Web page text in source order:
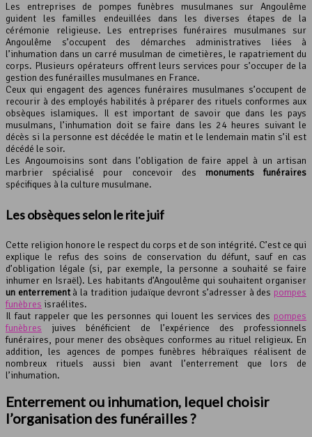
Les entreprises de pompes funèbres musulmanes sur Angoulême
guident les familles endeuillées dans les diverses étapes de la
cérémonie religieuse. Les entreprises funéraires musulmanes sur
Angoulême s’occupent des démarches administratives liées à
l’inhumation dans un carré musulman de cimetières, le rapatriement du
corps. Plusieurs opérateurs offrent leurs services pour s’occuper de la
gestion des funérailles musulmanes en France.
Ceux qui engagent des agences funéraires musulmanes s’occupent de
recourir à des employés habilités à préparer des rituels conformes aux
obsèques islamiques. Il est important de savoir que dans les pays
musulmans, l’inhumation doit se faire dans les 24 heures suivant le
décès si la personne est décédée le matin et le lendemain matin s’il est
décédé le soir.
Les Angoumoisins sont dans l’obligation de faire appel à un artisan
marbrier spécialisé pour concevoir des monuments funéraires
spécifiques à la culture musulmane.
Les obsèques selon le rite juif
Cette religion honore le respect du corps et de son intégrité. C’est ce qui
explique le refus des soins de conservation du défunt, sauf en cas
d’obligation légale (si, par exemple, la personne a souhaité se faire
inhumer en Israël). Les habitants d’Angoulême qui souhaitent organiser
un enterrementà la tradition judaïque devront s’adresser à des pompes
funèbres israélites.
Il faut rappeler que les personnes qui louent les services des pompes
funèbres juives bénéficient de l’expérience des professionnels
funéraires, pour mener des obsèques conformes au rituel religieux. En
addition, les agences de pompes funèbres hébraïques réalisent de
nombreux rituels aussi bien avant l’enterrement que lors de
l’inhumation.
Enterrement ou inhumation, lequel choisir
l’organisation des funérailles ?